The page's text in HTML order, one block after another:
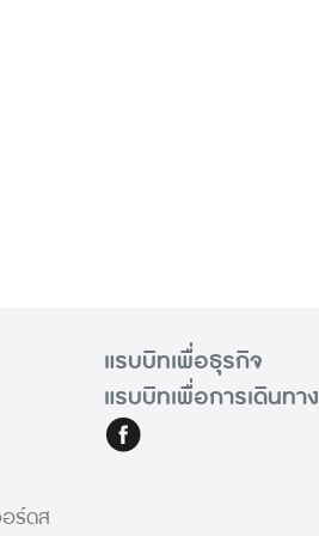
ร์ดส
แรบบิทเพื่อธุรกิจ
แรบบิทเพื่อการเดินทาง